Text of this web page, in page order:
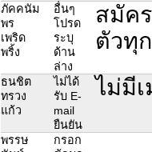
ภัคคนัม
พร
เพริด
พริ้ง
อื่นๆ
โปรด
ระบุ
ด้าน
ล่าง
สมัค
ตัวทุ
ธนชิต
ทรวง
แก้ว
ไม่ได้
รับ E-
mail
ยืนยัน
ไม่มี
พรรษ
กรอก